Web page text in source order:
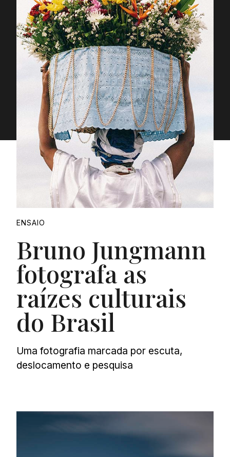
Proudly
ENSAIO
Bruno Jungmann
fotografa as
raízes culturais
do Brasil
Uma fotografia marcada por escuta,
deslocamento e pesquisa